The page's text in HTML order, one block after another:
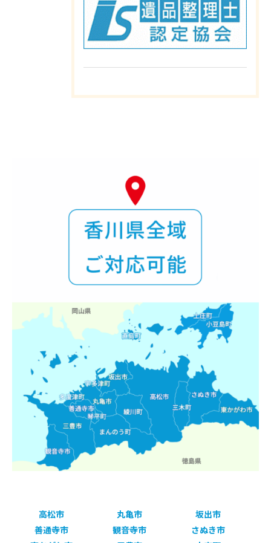
高松市 丸亀市
坂出市
善通寺市
観音寺市
さぬき市